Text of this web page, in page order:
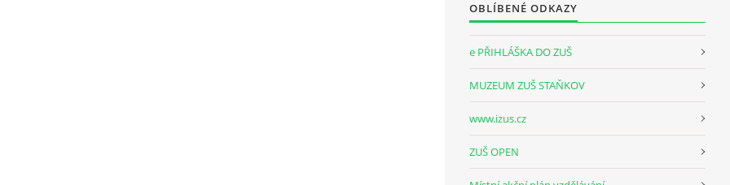
OBLÍBENÉ ODKAZY
e PŘIHLÁŠKA DO ZUŠ
MUZEUM ZUŠ STAŇKOV
www.izus.cz
ZUŠ OPEN